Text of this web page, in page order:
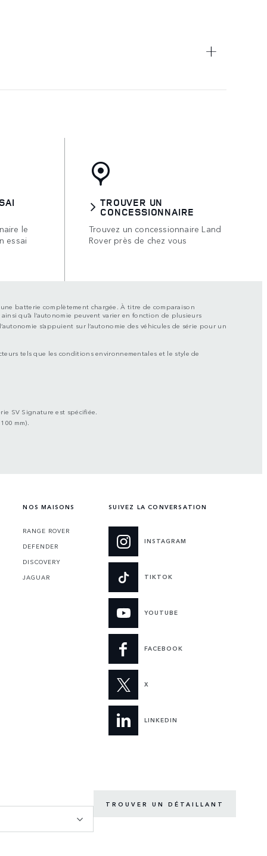
le
essai
TROUVER UN
CONCESSIONNAIRE
Trouvez un concessionnaire Land
Rover près de chez vous
batterie complètement chargée. À titre de comparaison
qu’à l’autonomie peuvent varier en fonction de plusieurs
s’appuient sur l’autonomie des véhicules de série pour un
tels que les conditions environnementales et le style de
SV Signature est spécifiée.
mm).
NOS MAISONS
RANGE ROVER
DEFENDER
DISCOVERY
JAGUAR
SUIVEZ LA CONVERSATION
INSTAGRAM
TIKTOK
YOUTUBE
FACEBOOK
X
LINKEDIN
TROUVER UN DÉTAILLANT